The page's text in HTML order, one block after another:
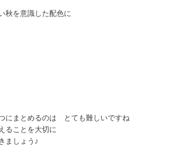
秋を意識した配色に
にまとめるのは とても難しいですね
ることを大切に
ましょう♪